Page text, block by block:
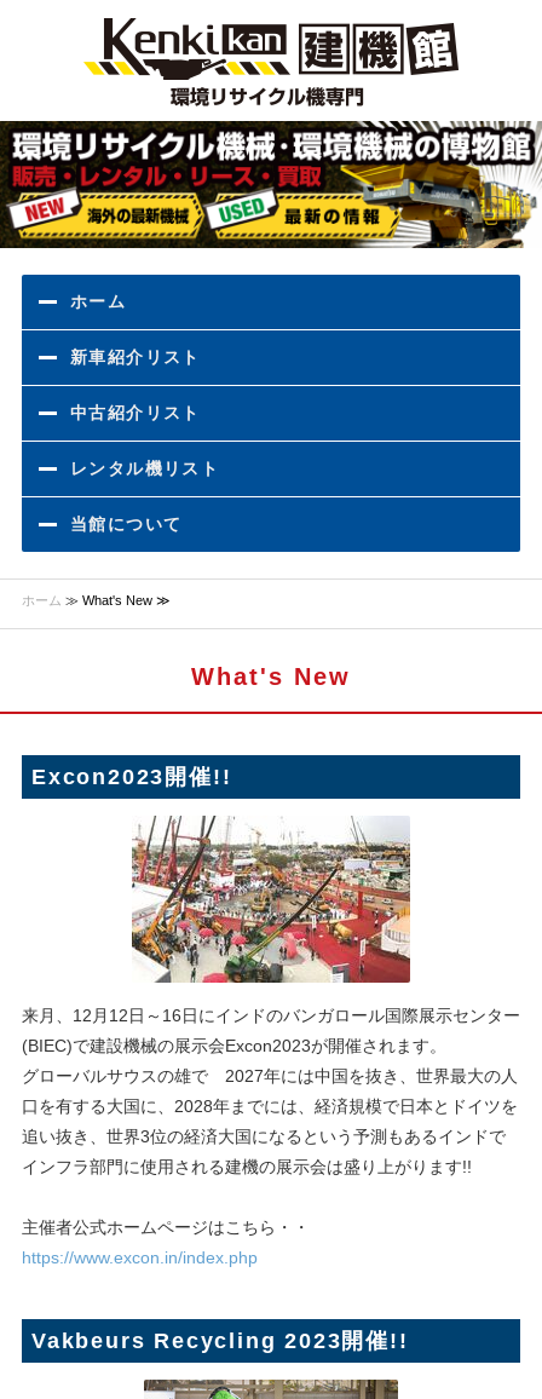
ホーム
新車紹介リスト
中古紹介リスト
レンタル機リスト
当館について
ホーム ≫ What's New ≫
What's New
Excon2023開催!!
来月、12月12日～16日にインドのバンガロール国際展示センター
(BIEC)で建設機械の展示会Excon2023が開催されます。
グローバルサウスの雄で 2027年には中国を抜き、世界最大の人
口を有する大国に、2028年までには、経済規模で日本とドイツを
追い抜き、世界3位の経済大国になるという予測もあるインドで
インフラ部門に使用される建機の展示会は盛り上がります!!
主催者公式ホームページはこちら・・
https://www.excon.in/index.php
Vakbeurs Recycling 2023開催!!